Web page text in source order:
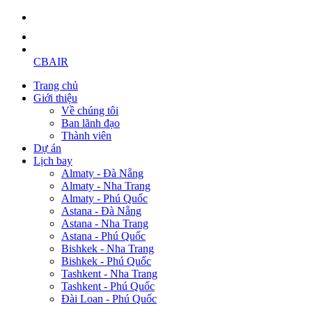
CBAIR
Trang chủ
Giới thiệu
Về chúng tôi
Ban lãnh đạo
Thành viên
Dự án
Lịch bay
Almaty - Đà Nẵng
Almaty - Nha Trang
Almaty - Phú Quốc
Astana - Đà Nẵng
Astana - Nha Trang
Astana - Phú Quốc
Bishkek - Nha Trang
Bishkek - Phú Quốc
Tashkent - Nha Trang
Tashkent - Phú Quốc
Đài Loan - Phú Quốc